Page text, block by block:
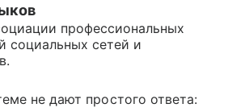
профессиональных
социальных сетей и
не дают простого ответа: